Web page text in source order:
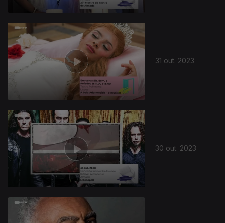
31 out. 2023
30 out. 2023